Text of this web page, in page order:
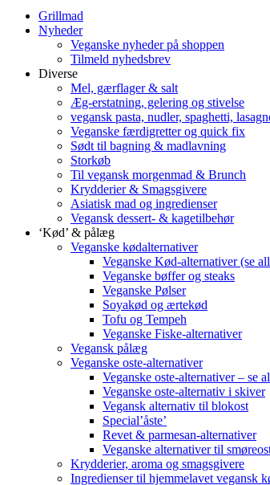
Grillmad
Nyheder
Veganske nyheder på shoppen
Tilmeld nyhedsbrev
Diverse
Mel, gærflager & salt
Æg-erstatning, gelering og stivelse
vegansk pasta, nudler, spaghetti,
Veganske færdigretter og quick fix
Sødt til bagning & madlavning
Storkøb
Til vegansk morgenmad & Brunch
Krydderier & Smagsgivere
Asiatisk mad og ingredienser
Vegansk dessert- & kagetilbehør
‘Kød’ & pålæg
Veganske kødalternativer
Veganske Kød-alternativer (se
Veganske bøffer og steaks
Veganske Pølser
Soyakød og ærtekød
Tofu og Tempeh
Veganske Fiske-alternativer
Vegansk pålæg
Veganske oste-alternativer
Veganske oste-alternativer – se
Veganske oste-alternativ i skiver
Vegansk alternativ til blokost
Special’åste’
Revet & parmesan-alternativer
Veganske alternativer til
Krydderier, aroma og smagsgivere
Ingredienser til hjemmelavet vegansk